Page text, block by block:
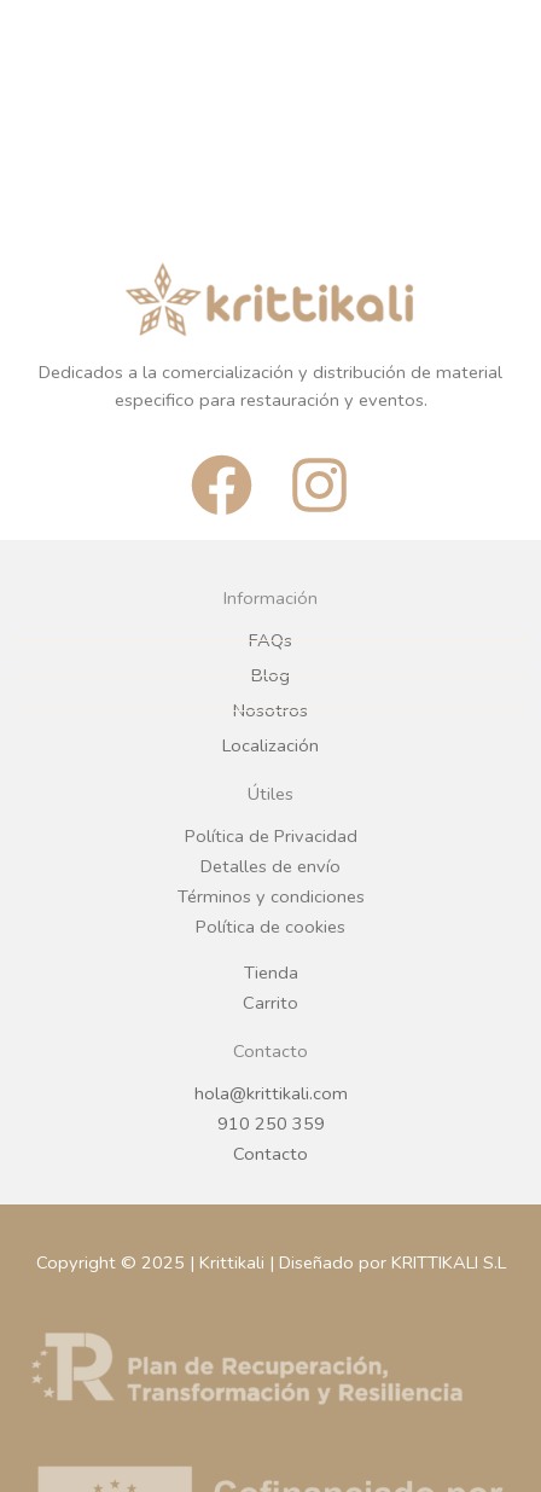
Dedicados a la comercialización y distribución de material
especifico para restauración y eventos.
F
a
c
e
b
o
o
k
I
n
g
r
a
Información
FAQs
Blog
Nosotros
Localización
Útiles
Política de Privacidad
Detalles de envío
Términos y condiciones
Política de cookies
Tienda
Carrito
Contacto
hola@krittikali.com
910 250 359
Contacto
Copyright © 2025 | Krittikali | Diseñado por KRITTIKALI S.L